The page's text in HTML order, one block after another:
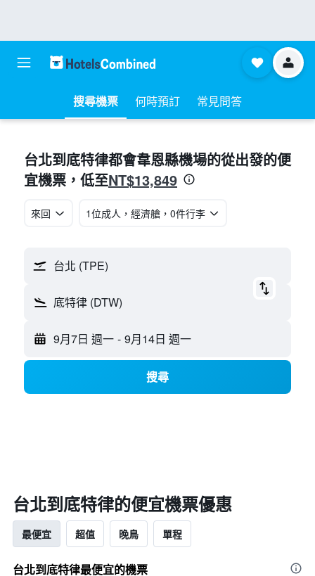
搜尋機票 何時預訂 常見問答
台北​到底特律都會韋恩縣機場​的從​出發的便
宜機票​，低至NT$13,849
來回 1位成人​，經濟艙​，0件行李
台北 (TPE)
底特律 (DTW)
9月7日 週一 - 9月14日 週一
搜尋
台北​到底特律​的便宜機票優惠
最便宜 超值 晚鳥 單程
台北到底特律最便宜的機票